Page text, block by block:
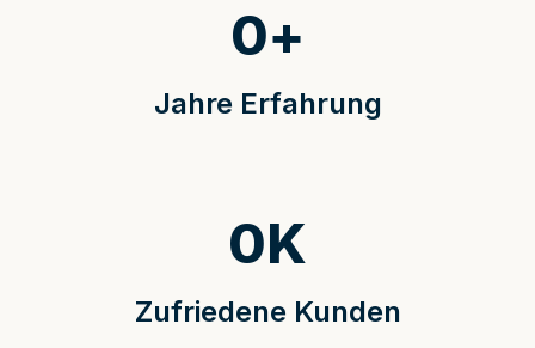
Jahre Erfahrung
0+
Zufriedene Kunden
0K